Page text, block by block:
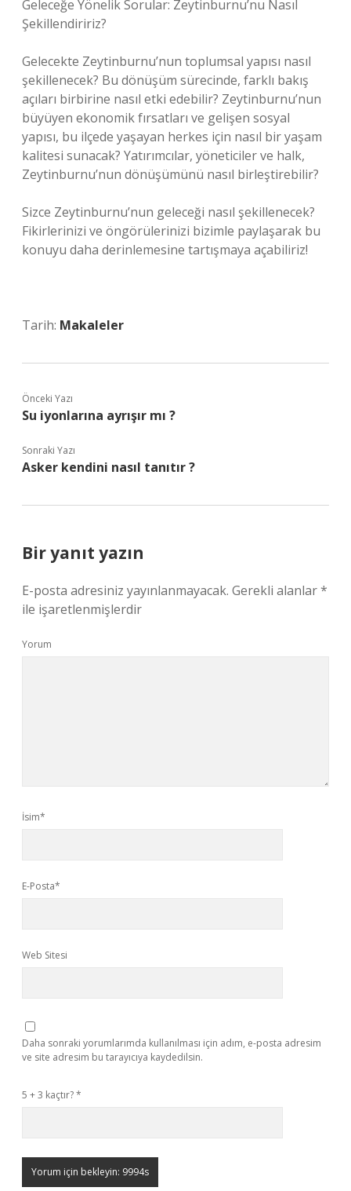
Geleceğe Yönelik Sorular: Zeytinburnu’nu Nasıl
Şekillendiririz?
Gelecekte Zeytinburnu’nun toplumsal yapısı nasıl
şekillenecek? Bu dönüşüm sürecinde, farklı bakış
açıları birbirine nasıl etki edebilir? Zeytinburnu’nun
büyüyen ekonomik fırsatları ve gelişen sosyal
yapısı, bu ilçede yaşayan herkes için nasıl bir yaşam
kalitesi sunacak? Yatırımcılar, yöneticiler ve halk,
Zeytinburnu’nun dönüşümünü nasıl birleştirebilir?
Sizce Zeytinburnu’nun geleceği nasıl şekillenecek?
Fikirlerinizi ve öngörülerinizi bizimle paylaşarak bu
konuyu daha derinlemesine tartışmaya açabiliriz!
Tarih: Makaleler
Önceki Yazı
Su iyonlarına ayrışır mı ?
Sonraki Yazı
Asker kendini nasıl tanıtır ?
Bir yanıt yazın
E-posta adresiniz yayınlanmayacak. Gerekli alanlar*
ile işaretlenmişlerdir
Yorum
İsim*
E-Posta*
Web Sitesi
Daha sonraki yorumlarımda kullanılması için adım, e-posta adresim
ve site adresim bu tarayıcıya kaydedilsin.
5 + 3 kaçtır?*